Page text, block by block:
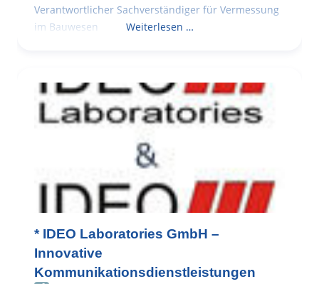
Verantwortlicher Sachverständiger für Vermessung
im Bauwesen
Weiterlesen …
* IDEO Laboratories GmbH –
Innovative
Kommunikationsdienstleistungen